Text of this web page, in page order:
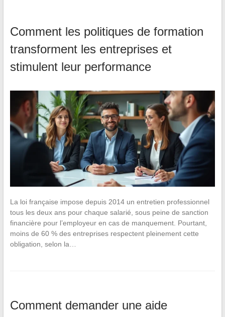
Comment les politiques de formation
transforment les entreprises et
stimulent leur performance
La loi française impose depuis 2014 un entretien professionnel
tous les deux ans pour chaque salarié, sous peine de sanction
financière pour l’employeur en cas de manquement. Pourtant,
moins de 60 % des entreprises respectent pleinement cette
obligation, selon la…
Comment demander une aide